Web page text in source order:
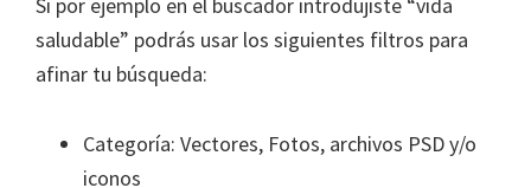
Si por ejemplo en el buscador introdujiste “vida
saludable” podrás usar los siguientes filtros para
afinar tu búsqueda:
Categoría: Vectores, Fotos, archivos PSD y/o
iconos